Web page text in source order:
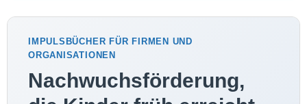
IMPULSBÜCHER FÜR FIRMEN UND
ORGANISATIONEN
Nachwuchsförderung,